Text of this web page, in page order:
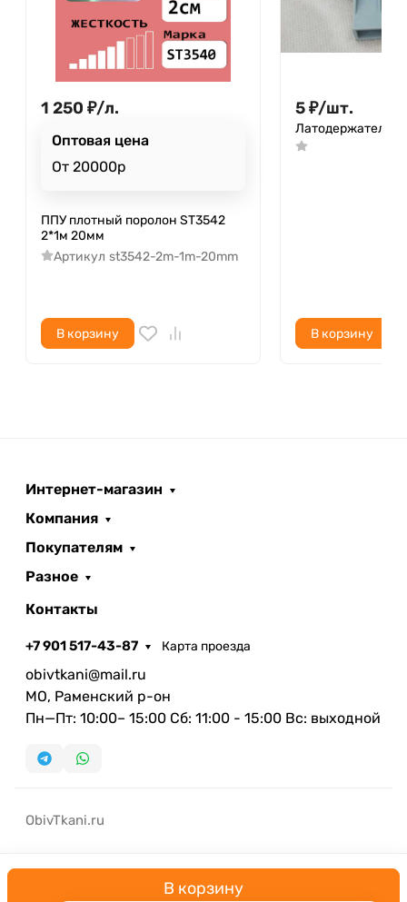
В корзину
1 250 ₽/л.
Оптовая цена
От 20000р
ППУ плотный поролон ST3542
2*1м 20мм
Артикул st3542-2m-1m-20mm
В корзину
5₽/шт.
Латодержатель
В корзину
Интернет-магазин
Компания
Покупателям
Разное
Контакты
+7 901 517-43-87 Карта проезда
obivtkani@mail.ru
МО, Раменский р-он
Пн—Пт: 10:00– 15:00 Сб: 11:00 - 15:00 Вс: выходной
ObivTkani.ru